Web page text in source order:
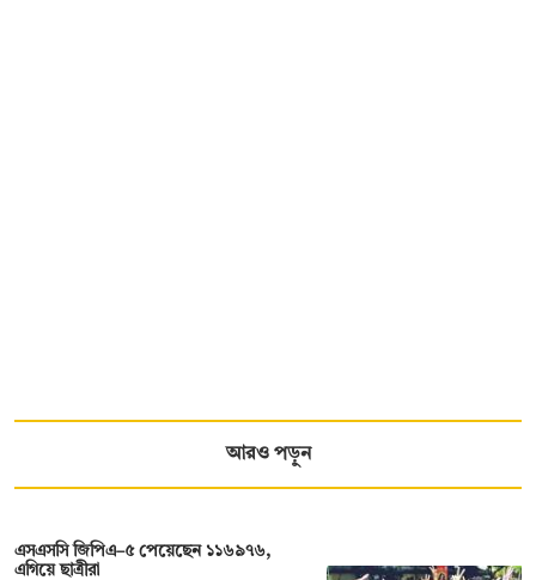
আরও পড়ুন
এসএসসি জিপিএ–৫ পেয়েছেন ১১৬৯৭৬,
এগিয়ে ছাত্রীরা